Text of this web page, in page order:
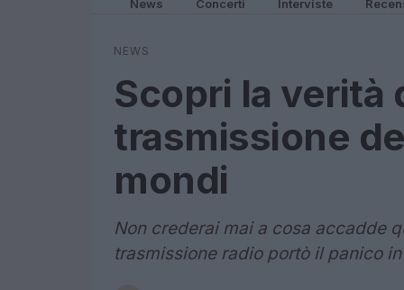
News Concerti Interviste
NEWS
Scopri la verità
trasmissione
mondi
Non crederai mai a cosa accadde
trasmissione radio portò il panico